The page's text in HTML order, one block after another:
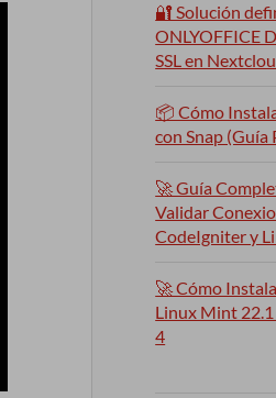
🔐 Solución
ONLYOFFICE
SSL en
📦 Cómo
con Snap (Guía
🚀 Guía
Validar
CodeIgniter y
🚀 Cómo
Linux Mint
4